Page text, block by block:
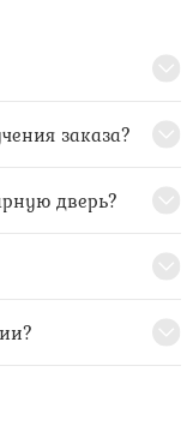
заказа?
дверь?